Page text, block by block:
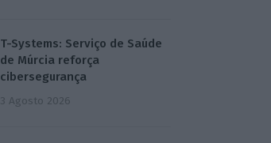
T-Systems: Serviço de Saúde
de Múrcia reforça
cibersegurança
3 Agosto 2026